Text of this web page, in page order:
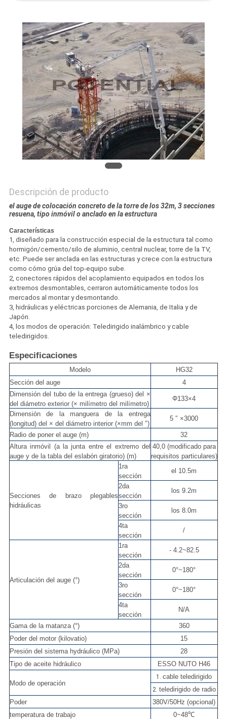
CITA
MAPA
DEL
SITIO
PRIVACY
POLICY
Descripción de producto
el auge de colocación concreto de la torre de los 32m, 3 secciones
resuena, tipo inmóvil o anclado en la estructura
Características
1, diseñado para la construcción especial de la estructura tal como
hormigón/cemento/silo de aluminio, central nuclear, torre de la TV,
etc. Puede ser anclada en las estructuras y crece con la estructura
como cómo grúa del top-equipo sube.
2, conectores rápidos del acoplamiento equipados en todos los
extremos desmontables, cerraron automáticamente todos los
mercados al montar y desmontando.
3, hidráulicas y eléctricas porciones de Alemania, de Italia y de
Japón.
4, los modos de operación: Teledirigido inalámbrico y cable
teledirigidos.
Especificaciones
Modelo
HG32
Sección del auge
4
Dimensión del tubo de la entrega (grueso) del ×
del diámetro exterior (× milímetro del milímetro)
Φ133×4
Dimensión de la manguera de la entrega
(longitud) del × del diámetro interior (×mm del ″)
5 ″ ×3000
Radio de poner el auge (m)
32
Altura inmóvil (a la junta entre el extremo del
auge y de la tabla del eslabón giratorio) (m)
40,0 (modificado para
requisitos particulares)
Secciones de brazo plegables
hidráulicas
1ra
sección
el 10.5m
2da
sección
los 9.2m
3ro
sección
los 8.0m
4ta
sección
/
Articulación del auge (°)
1ra
sección
- 4.2~82.5
2da
sección
0°~180°
3ro
sección
0°~180°
4ta
sección
N/A
Gama de la matanza (°)
360
Poder del motor (kilovatio)
15
Presión del sistema hydráulico (MPa)
28
Tipo de aceite hidráulico
ESSO NUTO H46
Modo de operación
1.cable teledirigido
2. teledirigido de radio
Poder
380V/50Hz (opcional)
temperatura de trabajo
0~48℃